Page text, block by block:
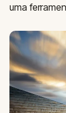
uma